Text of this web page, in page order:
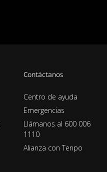
Contáctanos
Centro de ayuda
Emergencias
Llámanos al 600 006
1110
Alianza con Tenpo